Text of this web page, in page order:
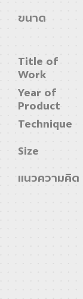
ขนาด
Title of
Work
Year of
Product
Technique
Size
แนวความคิด